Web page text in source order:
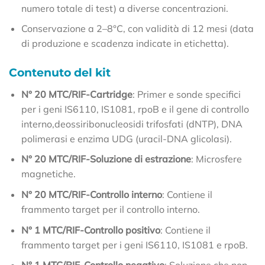
numero totale di test) a diverse concentrazioni.
Conservazione a 2–8°C, con validità di 12 mesi (data
di produzione e scadenza indicate in etichetta).
Contenuto del kit
N° 20 MTC/RIF-Cartridge: Primer e sonde specifici
per i geni IS6110, IS1081, rpoB e il gene di controllo
interno,deossiribonucleosidi trifosfati (dNTP), DNA
polimerasi e enzima UDG (uracil-DNA glicolasi).
N° 20 MTC/RIF-Soluzione di estrazione: Microsfere
magnetiche.
N° 20 MTC/RIF-Controllo interno: Contiene il
frammento target per il controllo interno.
N° 1 MTC/RIF-Controllo positivo: Contiene il
frammento target per i geni IS6110, IS1081 e rpoB.